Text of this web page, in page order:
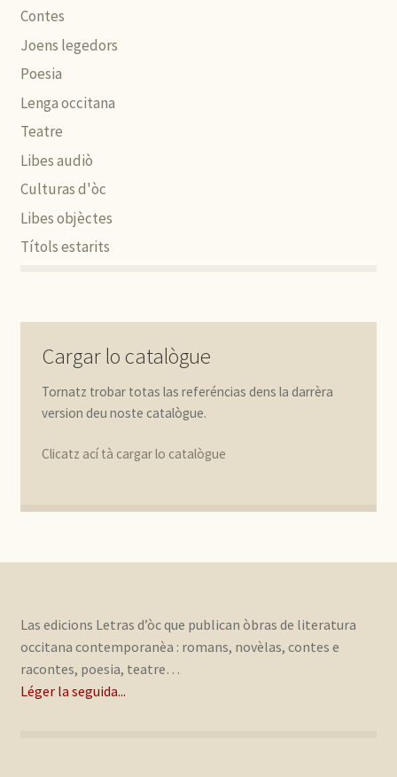
Contes
Joens legedors
Poesia
Lenga occitana
Teatre
Libes audiò
Culturas d'òc
Libes objèctes
Títols estarits
Cargar lo catalògue
Tornatz trobar totas las referéncias dens la darrèra
version deu noste catalògue.
Clicatz ací tà cargar lo catalògue
Las edicions Letras d’òc que publican òbras de literatura
occitana contemporanèa : romans, novèlas, contes e
racontes, poesia, teatre…
Léger la seguida...